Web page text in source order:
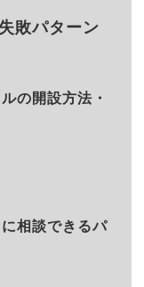
敗パターン
の開設方法・
相談できるパ